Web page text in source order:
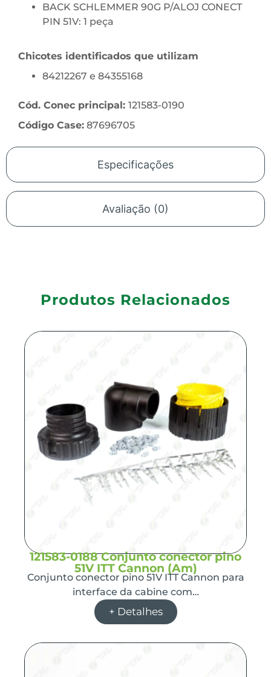
Especificações
Avaliação (0)
BACK SCHLEMMER 90G P/ALOJ CONECT
PIN 51V: 1 peça
Chicotes identificados que utilizam
84212267 e 84355168
Cód. Conec principal: 121583-0190
Código Case: 87696705
Produtos Relacionados
121583-0188 Conjunto conector pino
51V ITT Cannon (Am)
Conjunto conector pino 51V ITT Cannon para
interface da cabine com…
+ Detalhes